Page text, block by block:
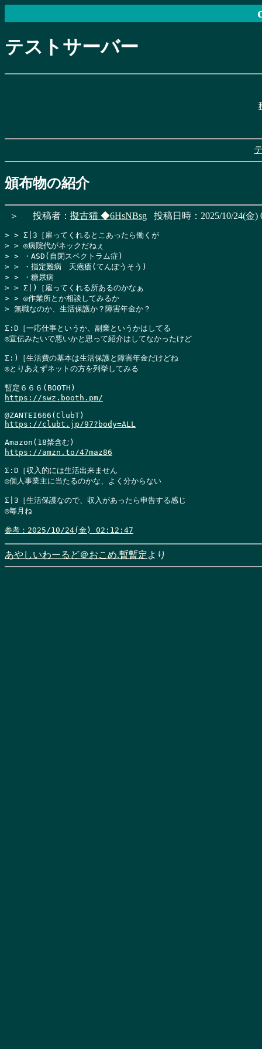
テストサーバー
頒布物の紹介
＞ 投稿者： 擬古猫 ◆6HsNBsg 投稿日時：2025/10/24(金)
> > Σ|3［雇ってくれるとこあったら働くが
> > ◎病院代がネックだねぇ
> > ・ASD(自閉スペクトラム症)
> > ・指定難病　天疱瘡(てんぽうそう)
> > ・糖尿病
> > Σ|)［雇ってくれる所あるのかなぁ
> > ◎作業所とか相談してみるか
> 無職なのか、生活保護か？障害年金か？
Σ:D［一応仕事というか、副業というかはしてる
◎宣伝みたいで悪いかと思って紹介はしてなかったけど
Σ:)［生活費の基本は生活保護と障害年金だけどね
◎とりあえずネットの方を列挙してみる
https://swz.booth.pm/
https://clubt.jp/97?body=ALL
https://amzn.to/47maz86
Σ:D［収入的には生活出来ません
◎個人事業主に当たるのかな、よく分からない
Σ|3［生活保護なので、収入があったら申告する感じ
◎毎月ね
参考：2025/10/24(金) 02:12:47
あやしいわーるど＠おこめ.暫暫定より